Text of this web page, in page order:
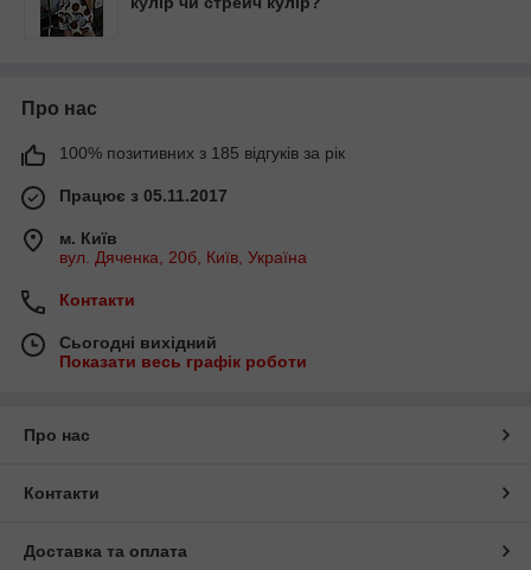
Про нас
100% позитивних з 185 відгуків за рік
Працює з 05.11.2017
м. Київ
вул. Дяченка, 20б, Київ, Україна
Контакти
Сьогодні вихідний
Показати весь графік роботи
Про нас
Контакти
Доставка та оплата